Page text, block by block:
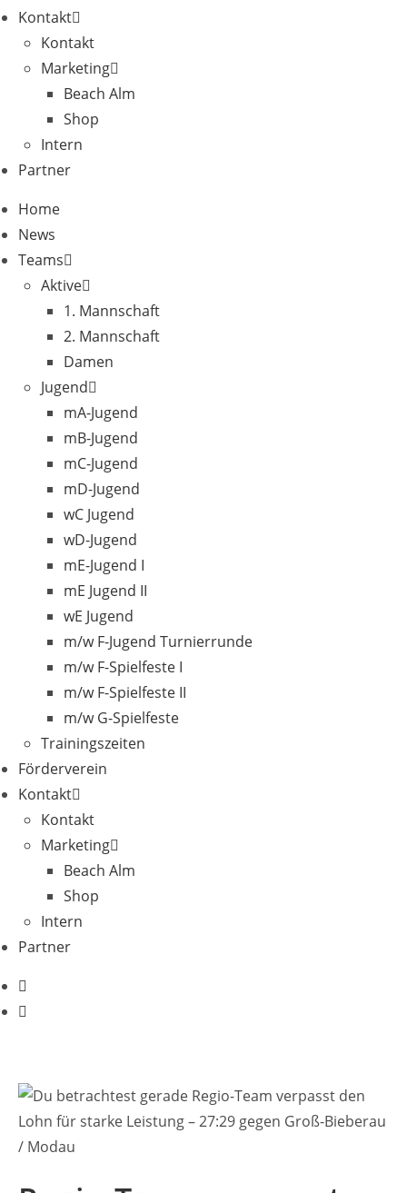
Kontakt
Kontakt
Marketing
Beach Alm
Shop
Intern
Partner
Home
News
Teams
Aktive
1. Mannschaft
2. Mannschaft
Damen
Jugend
mA-Jugend
mB-Jugend
mC-Jugend
mD-Jugend
wC Jugend
wD-Jugend
mE-Jugend I
mE Jugend II
wE Jugend
m/w F-Jugend Turnierrunde
m/w F-Spielfeste I
m/w F-Spielfeste II
m/w G-Spielfeste
Trainingszeiten
Förderverein
Kontakt
Kontakt
Marketing
Beach Alm
Shop
Intern
Partner